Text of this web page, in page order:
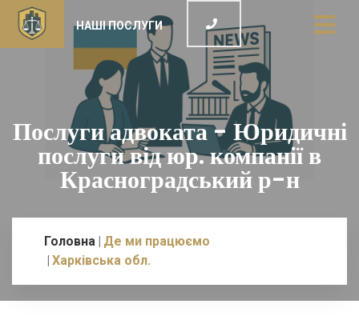
НАШІ ПОСЛУГИ
Послуги адвоката - Юридичні
послуги від юр. компанії в
Красноградський р-н
Головна Де ми працюємо
Харківська обл.